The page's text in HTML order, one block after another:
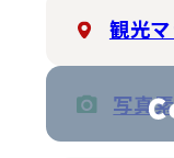
観光
写真